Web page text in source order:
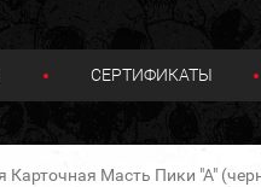
СЕРТИФИКАТЫ
Карточная Масть Пики "А"